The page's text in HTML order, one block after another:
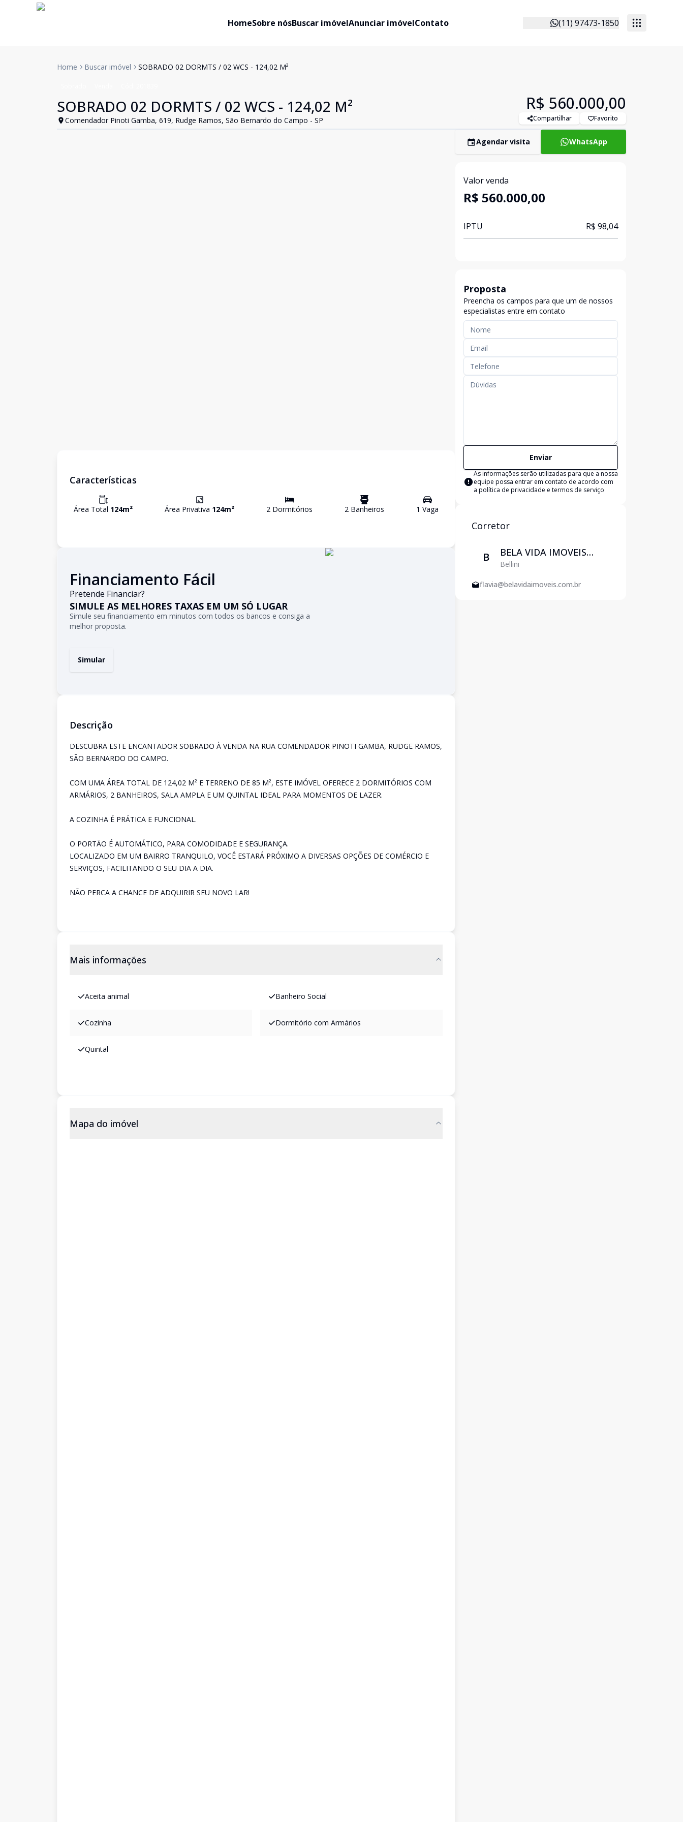
HomeSobre nósBuscar imóvelAnunciar imóvelContato (11) 97473-1850
Home Buscar imóvel SOBRADO 02 DORMTS / 02 WCS - 124,02 M²
SOBRADO 02 DORMTS / 02 WCS - 124,02 M²
Comendador Pinoti Gamba, 619, Rudge Ramos, São Bernardo do Campo - SP
R$ 560.000,00
Compartilhar Favorito
Características
Área Total 124m² Área Privativa 124m² 2 Dormitórios 2 Banheiros 1 Vaga
Financiamento Fácil
Pretende Financiar?
SIMULE AS MELHORES TAXAS EM UM SÓ LUGAR
Simule seu financiamento em minutos com todos os bancos e consiga a
melhor proposta.
Simular
Descrição
DESCUBRA ESTE ENCANTADOR SOBRADO À VENDA NA RUA COMENDADOR PINOTI GAMBA, RUDGE RAMOS,
SÃO BERNARDO DO CAMPO.
COM UMA ÁREA TOTAL DE 124,02 M² E TERRENO DE 85 M², ESTE IMÓVEL OFERECE 2 DORMITÓRIOS COM
ARMÁRIOS, 2 BANHEIROS, SALA AMPLA E UM QUINTAL IDEAL PARA MOMENTOS DE LAZER.
A COZINHA É PRÁTICA E FUNCIONAL.
O PORTÃO É AUTOMÁTICO, PARA COMODIDADE E SEGURANÇA.
LOCALIZADO EM UM BAIRRO TRANQUILO, VOCÊ ESTARÁ PRÓXIMO A DIVERSAS OPÇÕES DE COMÉRCIO E
SERVIÇOS, FACILITANDO O SEU DIA A DIA.
NÃO PERCA A CHANCE DE ADQUIRIR SEU NOVO LAR!
Mais informações
Aceita animal Banheiro Social
Cozinha Dormitório com Armários
Quintal
Mapa do imóvel
Agendar visita WhatsApp
Valor venda
R$ 560.000,00
IPTU R$ 98,04
Proposta
Preencha os campos para que um de nossos
especialistas entre em contato
Enviar
As informações serão utilizadas para que a nossa
equipe possa entrar em contato de acordo com
a política de privacidade e termos de serviço
Corretor
B
BELA VIDA IMOVEIS
EIRELI
Bellini
flavia@belavidaimoveis.com.br